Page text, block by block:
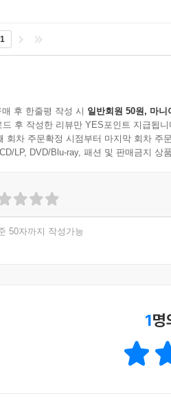
1
후 한줄평 작성 시 일반회원 50원, 마니
드 후 작성한 리뷰만 YES포인트 지급됩니
회차 주문확정 시점부터 마지막 회차 주
LP, DVD/Blu-ray, 패션 및 판매금지 상
50자까지 작성가능
1명